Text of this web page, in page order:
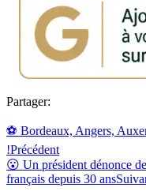
Partager:
⚽ Bordeaux, Angers,
!Précédent
😮 Un président dénonce
français depuis 30 ans